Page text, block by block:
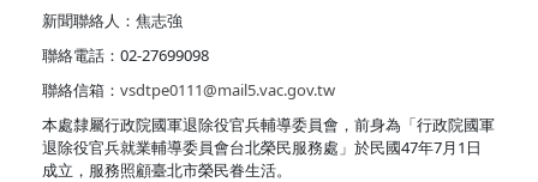
新聞聯絡人：焦志強
聯絡電話：02-27699098
聯絡信箱： vsdtpe0111@mail5.vac.gov.tw
本處隸屬行政院國軍退除役官兵輔導委員會，前身為「行政院國軍
退除役官兵就業輔導委員會台北榮民服務處」於民國47年7月1日
成立，服務照顧臺北市榮民眷生活。